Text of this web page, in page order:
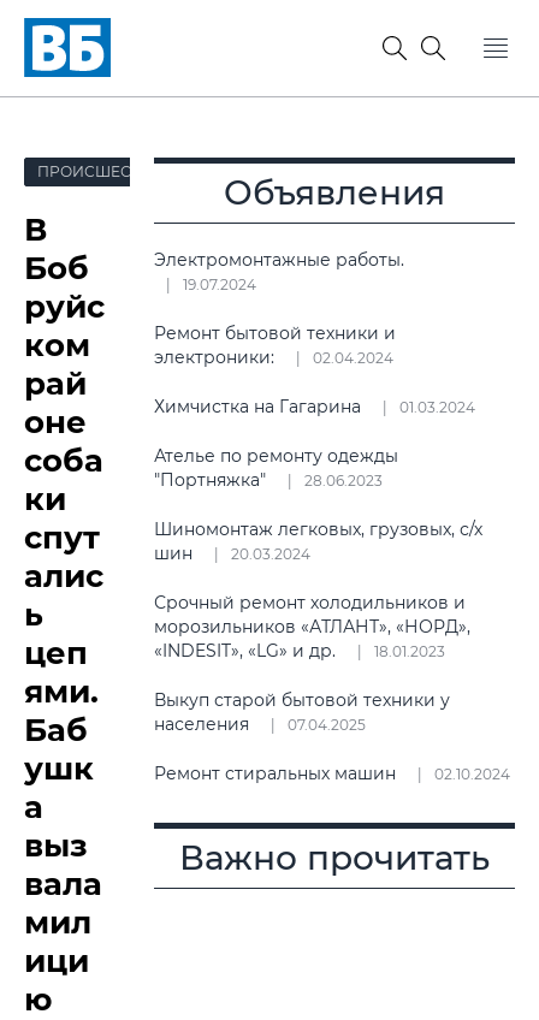
ПРОИСШЕСТВИЯ
В
Боб
руйс
ком
рай
оне
соба
ки
спут
алис
ь
цеп
ями.
Баб
ушк
а
выз
вала
мил
ици
ю
Объявления
Электромонтажные работы.
19.07.2024
Ремонт бытовой техники и
электроники:
02.04.2024
Химчистка на Гагарина 01.03.2024
Ателье по ремонту одежды
"Портняжка"
28.06.2023
Шиномонтаж легковых, грузовых, с/х
шин
20.03.2024
Срочный ремонт холодильников и
морозильников «АТЛАНТ», «НОРД»,
«INDESIT», «LG» и др.
18.01.2023
Выкуп старой бытовой техники у
населения
07.04.2025
Ремонт стиральных машин 02.10.2024
Важно прочитать